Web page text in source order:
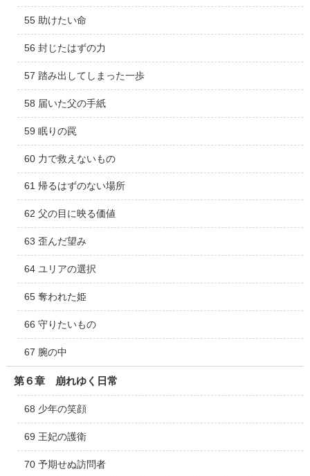
55 助けたい命
56 封じたはずの力
57 踏み出してしまった一歩
58 届いた父の手紙
59 眠りの罠
60 力で救えないもの
61 帰るはずのない場所
62 父の目に映る価値
63 歪んだ望み
64 ユリアの選択
65 奪われた姫
66 守りたいもの
67 腕の中
第６章 崩れゆく日常
68 少年の笑顔
69 王妃の護衛
70 予期せぬ訪問者